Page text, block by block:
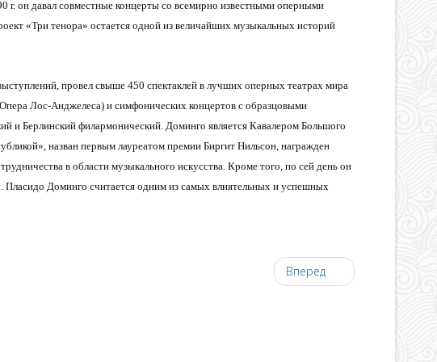
г. он давал совместные концерты со всемирно известными оперными
«Три тенора» остается одной из величайших музыкальных историй
провел свыше 450 спектаклей в лучших оперных театрах мира
Лос-Анджелеса) и симфонических концертов с образцовыми
и Берлинский филармонический. Доминго является Кавалером Большого
назван первым лауреатом премии Биргит Нильсон, награжден
в области музыкального искусства. Кроме того, по сей день он
Доминго считается одним из самых влиятельных и успешных
Вперед